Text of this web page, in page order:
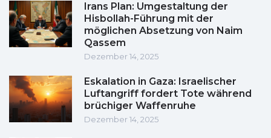
Irans Plan: Umgestaltung der
Hisbollah-Führung mit der
möglichen Absetzung von Naim
Qassem
Dezember 14, 2025
Eskalation in Gaza: Israelischer
Luftangriff fordert Tote während
brüchiger Waffenruhe
Dezember 14, 2025